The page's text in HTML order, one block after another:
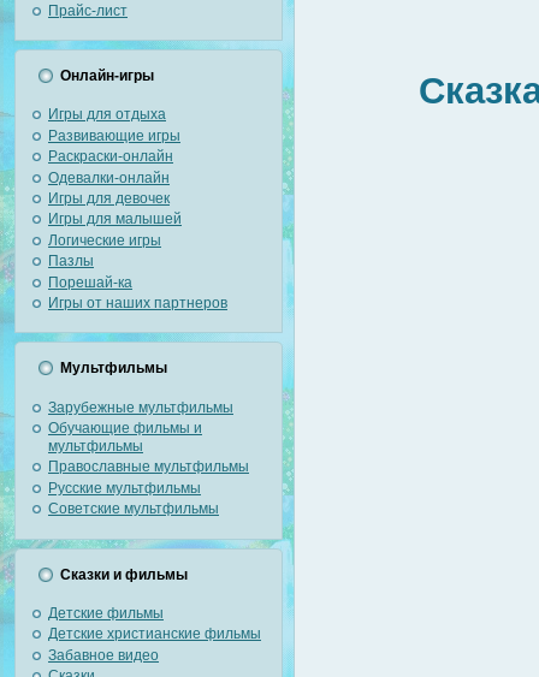
Прайс-лист
Онлайн-игры
Игры для отдыха
Развивающие игры
Раскраски-онлайн
Одевалки-онлайн
Игры для девочек
Игры для малышей
Логические игры
Пазлы
Порешай-ка
Игры от наших партнеров
Мультфильмы
Зарубежные мультфильмы
Обучающие фильмы и
мультфильмы
Православные мультфильмы
Русские мультфильмы
Советские мультфильмы
Сказки и фильмы
Детские фильмы
Детские христианские фильмы
Забавное видео